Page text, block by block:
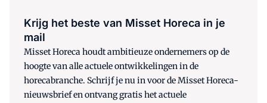
Krijg het beste van Misset Horeca in je
mail
Misset Horeca houdt ambitieuze ondernemers op de
hoogte van alle actuele ontwikkelingen in de
horecabranche. Schrijf je nu in voor de Misset Horeca-
nieuwsbrief en ontvang gratis het actuele